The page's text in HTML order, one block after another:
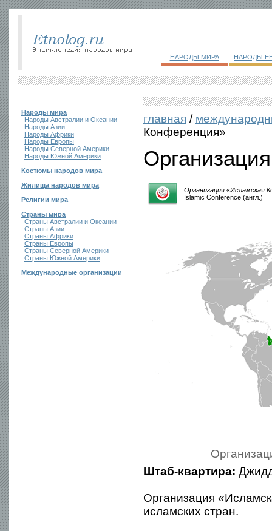
НАРОДЫ МИРА НАРОДЫ
Народы мира
Народы Австралии и Океании
Народы Азии
Народы Африки
Народы Европы
Народы Северной Америки
Народы Южной Америки
Костюмы народов мира
Жилища народов мира
Религии мира
Страны мира
Страны Австралии и Океании
Страны Азии
Страны Африки
Страны Европы
Страны Северной Америки
Страны Южной Америки
Международные организации
главная /
Конференция»
Организация «Исламская
Islamic Conference (англ.)
Штаб-квартира:
Организация
исламских стран.